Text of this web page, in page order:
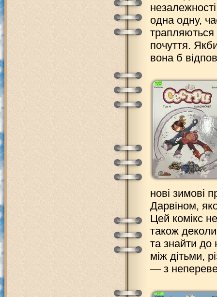
одна одну,
трапляються
почуття.
вона б
нові зимові
Дарвіном,
Цей комікс
також деколи
та знайти до
між дітьми,
— з